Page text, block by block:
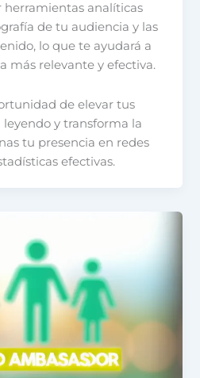
herramientas analíticas
de tu audiencia y las
lo que te ayudará a
más relevante y efectiva.
de elevar tus
y transforma la
tu presencia en redes
efectivas.